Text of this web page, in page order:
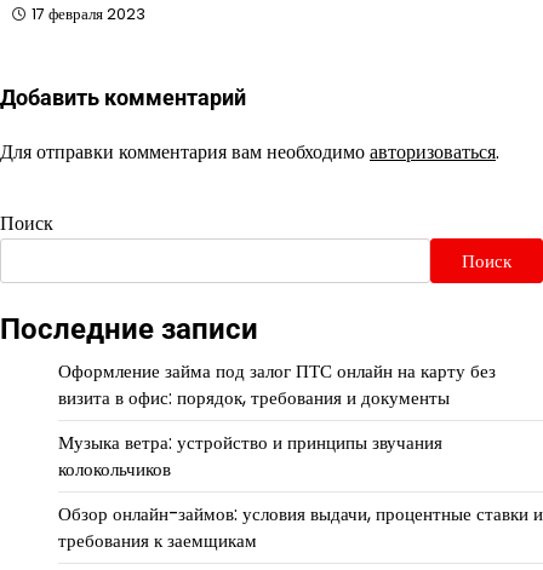
17 февраля 2023
Добавить комментарий
Для отправки комментария вам необходимоавторизоваться.
Поиск
Поиск
Последние записи
Оформление займа под залог ПТС онлайн на карту без
визита в офис: порядок, требования и документы
Музыка ветра: устройство и принципы звучания
колокольчиков
Обзор онлайн-займов: условия выдачи, процентные ставки и
требования к заемщикам